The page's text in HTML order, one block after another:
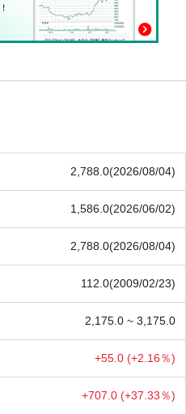
2,788.0(2026/08/04)
1,586.0(2026/06/02)
2,788.0(2026/08/04)
112.0(2009/02/23)
2,175.0 ~ 3,175.0
+55.0 (+2.16％)
+707.0 (+37.33％)